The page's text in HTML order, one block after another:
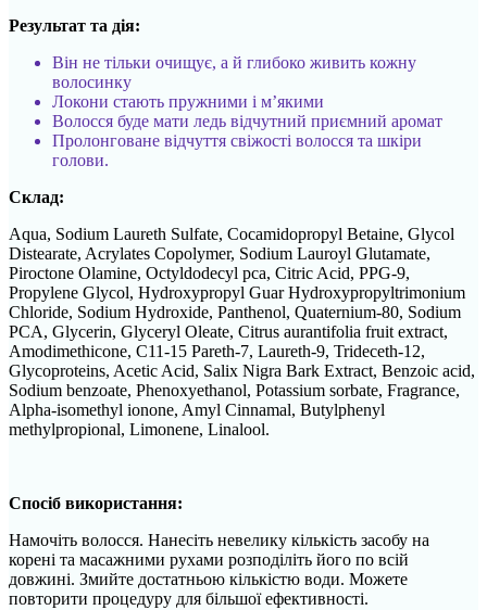
Результат та дія:
Він не тільки очищує, а й глибоко живить кожну
волосинку
Локони стають пружними і м’якими
Волосся буде мати ледь відчутний приємний аромат
Пролонговане відчуття свіжості волосся та шкіри
голови.
Склад:
Aqua, Sodium Laureth Sulfate, Cocamidopropyl Betaine, Glycol
Distearate, Acrylates Copolymer, Sodium Lauroyl Glutamate,
Piroctone Olamine, Octyldodecyl pca, Citric Acid, PPG-9,
Propylene Glycol, Hydroxypropyl Guar Hydroxypropyltrimonium
Chloride, Sodium Hydroxide, Panthenol, Quaternium-80, Sodium
PCA, Glycerin, Glyceryl Oleate, Citrus aurantifolia fruit extract,
Amodimethicone, C11-15 Pareth-7, Laureth-9, Trideceth-12,
Glycoproteins, Acetic Acid, Salix Nigra Bark Extract, Benzoic acid,
Sodium benzoate, Phenoxyethanol, Potassium sorbate, Fragrance,
Alpha-isomethyl ionone, Amyl Cinnamal, Butylphenyl
methylpropional, Limonene, Linalool.
Спосіб використання:
Намочіть волосся. Нанесіть невелику кількість засобу на
корені та масажними рухами розподіліть його по всій
довжині. Змийте достатньою кількістю води. Можете
повторити процедуру для більшої ефективності.